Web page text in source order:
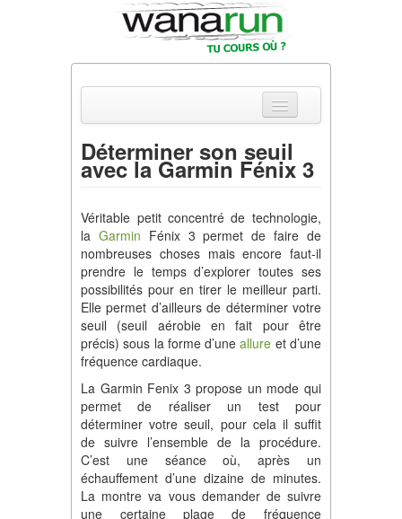
Actualités
Parcours & Courses
Outils & Réseaux
Déterminer son seuil
avec la Garmin Fénix 3
Véritable petit concentré de technologie,
la Garmin Fénix 3 permet de faire de
nombreuses choses mais encore faut-il
prendre le temps d’explorer toutes ses
possibilités pour en tirer le meilleur parti.
Elle permet d’ailleurs de déterminer votre
seuil (seuil aérobie en fait pour être
précis) sous la forme d’uneallure et d’une
fréquence cardiaque.
La Garmin Fenix 3 propose un mode qui
permet de réaliser un test pour
déterminer votre seuil, pour cela il suffit
de suivre l’ensemble de la procédure.
C’est une séance où, après un
échauffement d’une dizaine de minutes.
La montre va vous demander de suivre
une certaine plage de fréquence